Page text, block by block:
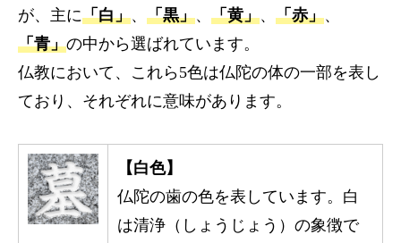
が、主に「白」、 「黒」、 「黄」、 「赤」、
「青」の中から選ばれています。
仏教において、これら5色は仏陀の体の一部を表し
ており、それぞれに意味があります。
【白色】
仏陀の歯の色を表しています。白
は清浄（しょうじょう）の象徴で